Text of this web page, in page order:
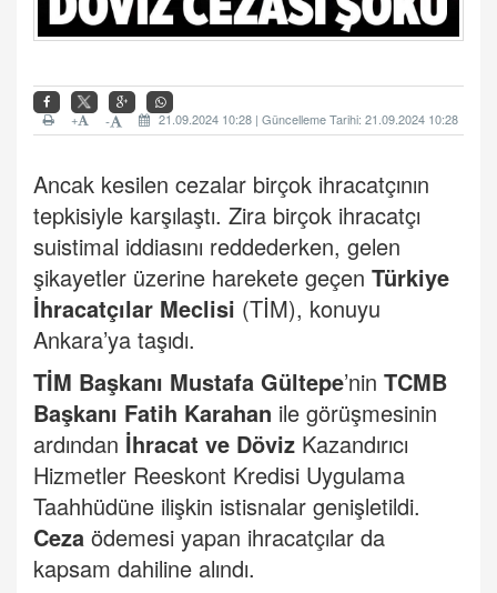
21.09.2024 10:28 | Güncelleme Tarihi: 21.09.2024 10:28
-
+
Ancak kesilen cezalar birçok ihracatçının
tepkisiyle karşılaştı. Zira birçok ihracatçı
suistimal iddiasını reddederken, gelen
şikayetler üzerine harekete geçen Türkiye
İhracatçılar Meclisi (TİM), konuyu
Ankara’ya taşıdı.
TİM Başkanı Mustafa Gültepe’nin TCMB
Başkanı Fatih Karahan ile görüşmesinin
ardından İhracat ve Döviz Kazandırıcı
Hizmetler Reeskont Kredisi Uygulama
Taahhüdüne ilişkin istisnalar genişletildi.
Ceza ödemesi yapan ihracatçılar da
kapsam dahiline alındı.